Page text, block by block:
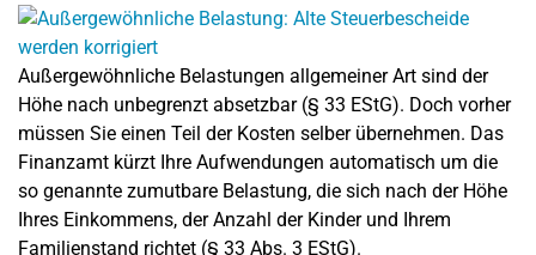
Außergewöhnliche Belastungen allgemeiner Art sind der
Höhe nach unbegrenzt absetzbar (§ 33 EStG). Doch vorher
müssen Sie einen Teil der Kosten selber übernehmen. Das
Finanzamt kürzt Ihre Aufwendungen automatisch um die
so genannte zumutbare Belastung, die sich nach der Höhe
Ihres Einkommens, der Anzahl der Kinder und Ihrem
Familienstand richtet (§ 33 Abs. 3 EStG).